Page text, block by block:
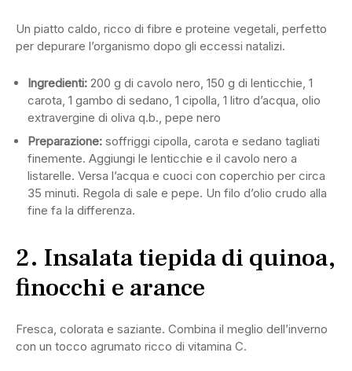
Un piatto caldo, ricco di fibre e proteine vegetali, perfetto
per depurare l’organismo dopo gli eccessi natalizi.
Ingredienti: 200 g di cavolo nero, 150 g di lenticchie, 1
carota, 1 gambo di sedano, 1 cipolla, 1 litro d’acqua, olio
extravergine di oliva q.b., pepe nero
Preparazione: soffriggi cipolla, carota e sedano tagliati
finemente. Aggiungi le lenticchie e il cavolo nero a
listarelle. Versa l’acqua e cuoci con coperchio per circa
35 minuti. Regola di sale e pepe. Un filo d’olio crudo alla
fine fa la differenza.
2. Insalata tiepida di quinoa,
finocchi e arance
Fresca, colorata e saziante. Combina il meglio dell’inverno
con un tocco agrumato ricco di vitamina C.